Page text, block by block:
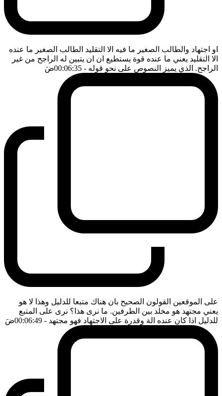
او اجتهاد والطالب الصغير ما فيه الا التقليد الطالب الصغير ما عنده
الا التقليد يعني ما عنده قوة يستطيع ان ان يتبين له الراجح من غير
الراجح. الذي يميز النصوص على نحو قوله - 00:06:35 ضَ
على الموقعين القولون الصحيح بان هناك متبعا للدليل وهذا لا هو
يعني مجتهد هو مخلد بين الطرفين. ما نرى هذا؟ نرى على المتبع
للدليل اذا كان عنده الة وقدرة على الاجتهاد فهو مجتهد - 00:06:49 ضَ